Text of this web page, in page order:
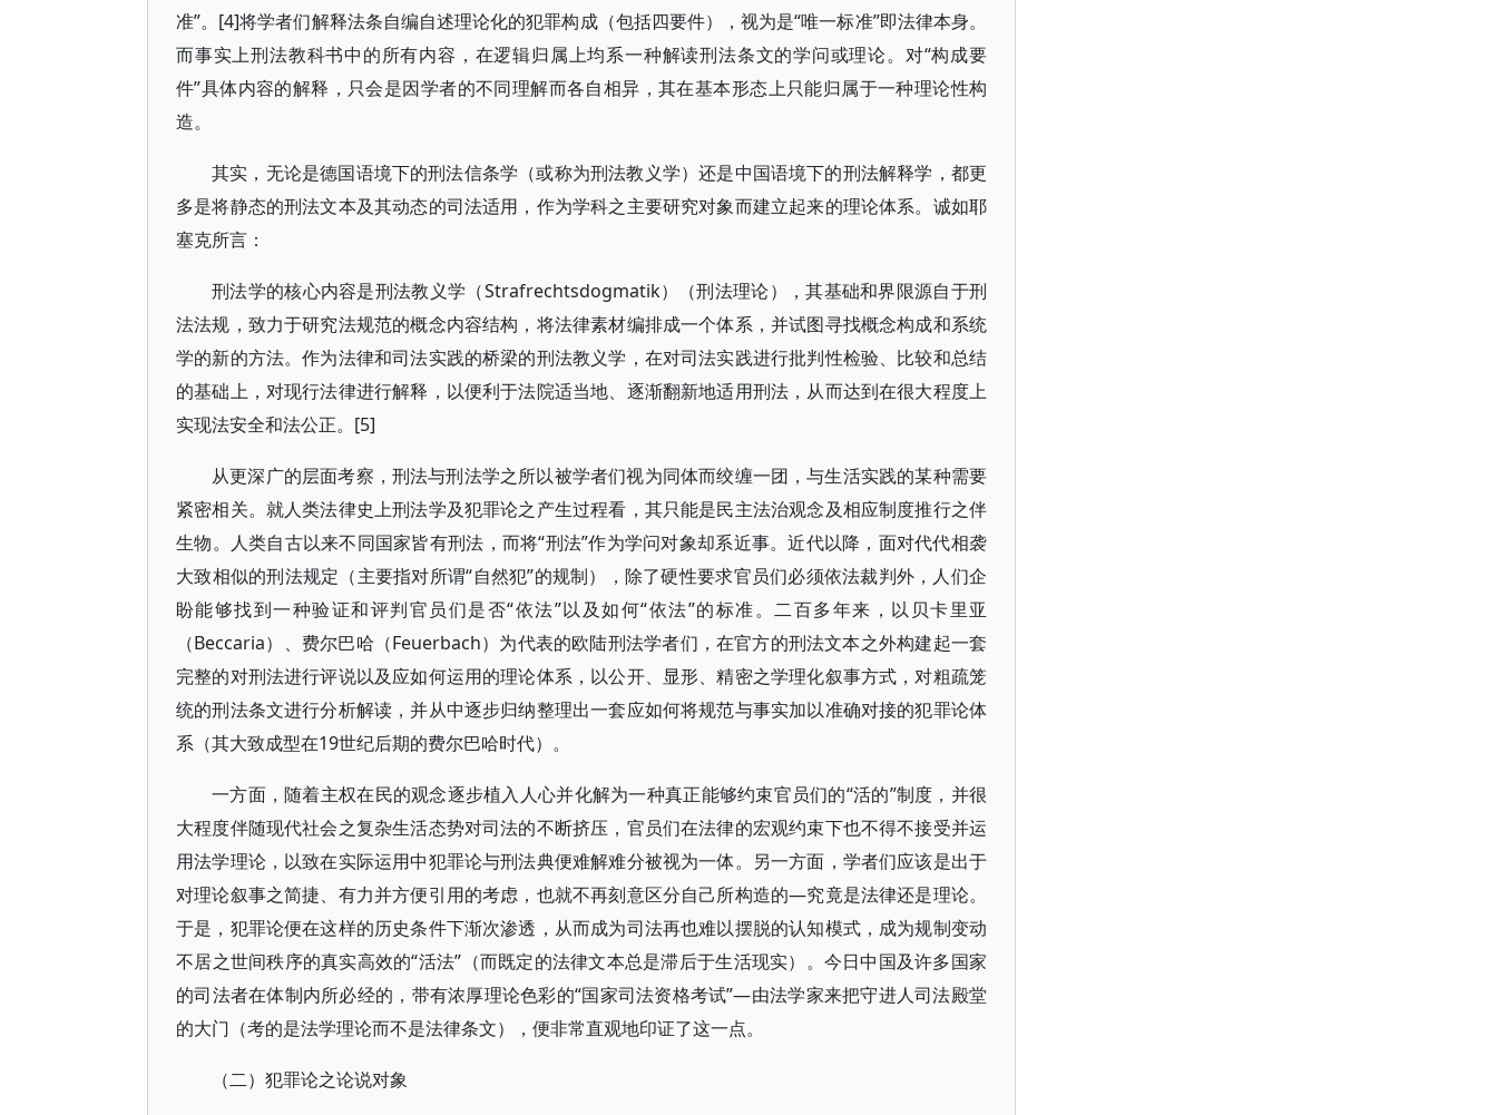
准”。[4]将学者们解释法条自编自述理论化的犯罪构成（包括四要件），视为是“唯一标准”即法律本身。
而事实上刑法教科书中的所有内容，在逻辑归属上均系一种解读刑法条文的学问或理论。对“构成要
件”具体内容的解释，只会是因学者的不同理解而各自相异，其在基本形态上只能归属于一种理论性构
造。
其实，无论是德国语境下的刑法信条学（或称为刑法教义学）还是中国语境下的刑法解释学，都更
多是将静态的刑法文本及其动态的司法适用，作为学科之主要研究对象而建立起来的理论体系。诚如耶
塞克所言：
刑法学的核心内容是刑法教义学（Strafrechtsdogmatik）（刑法理论），其基础和界限源自于刑
法法规，致力于研究法规范的概念内容结构，将法律素材编排成一个体系，并试图寻找概念构成和系统
学的新的方法。作为法律和司法实践的桥梁的刑法教义学，在对司法实践进行批判性检验、比较和总结
的基础上，对现行法律进行解释，以便利于法院适当地、逐渐翻新地适用刑法，从而达到在很大程度上
实现法安全和法公正。[5]
从更深广的层面考察，刑法与刑法学之所以被学者们视为同体而绞缠一团，与生活实践的某种需要
紧密相关。就人类法律史上刑法学及犯罪论之产生过程看，其只能是民主法治观念及相应制度推行之伴
生物。人类自古以来不同国家皆有刑法，而将“刑法”作为学问对象却系近事。近代以降，面对代代相袭
大致相似的刑法规定（主要指对所谓“自然犯”的规制），除了硬性要求官员们必须依法裁判外，人们企
盼能够找到一种验证和评判官员们是否“依法”以及如何“依法”的标准。二百多年来，以贝卡里亚
（Beccaria）、费尔巴哈（Feuerbach）为代表的欧陆刑法学者们，在官方的刑法文本之外构建起一套
完整的对刑法进行评说以及应如何运用的理论体系，以公开、显形、精密之学理化叙事方式，对粗疏笼
统的刑法条文进行分析解读，并从中逐步归纳整理出一套应如何将规范与事实加以准确对接的犯罪论体
系（其大致成型在19世纪后期的费尔巴哈时代）。
一方面，随着主权在民的观念逐步植入人心并化解为一种真正能够约束官员们的“活的”制度，并很
大程度伴随现代社会之复杂生活态势对司法的不断挤压，官员们在法律的宏观约束下也不得不接受并运
用法学理论，以致在实际运用中犯罪论与刑法典便难解难分被视为一体。另一方面，学者们应该是出于
对理论叙事之简捷、有力并方便引用的考虑，也就不再刻意区分自己所构造的—究竟是法律还是理论。
于是，犯罪论便在这样的历史条件下渐次渗透，从而成为司法再也难以摆脱的认知模式，成为规制变动
不居之世间秩序的真实高效的“活法”（而既定的法律文本总是滞后于生活现实）。今日中国及许多国家
的司法者在体制内所必经的，带有浓厚理论色彩的“国家司法资格考试”—由法学家来把守进人司法殿堂
的大门（考的是法学理论而不是法律条文），便非常直观地印证了这一点。
（二）犯罪论之论说对象